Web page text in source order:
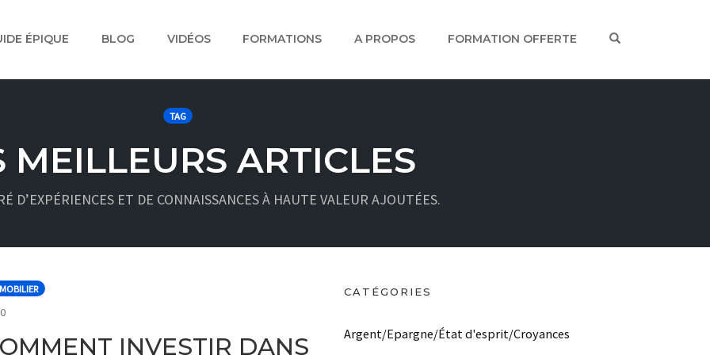
ÉPIQUE BLOG VIDÉOS FORMATIONS A PROPOS FORMATION OFFERTE OPEN SEARCH
TAG
MEILLEURS ARTICLES
D’EXPÉRIENCES ET DE CONNAISSANCES À HAUTE VALEUR AJOUTÉES.
0COMMENTS
INVESTIR DANS
CATÉGORIES
Argent/Epargne/État d'esprit/Croyances